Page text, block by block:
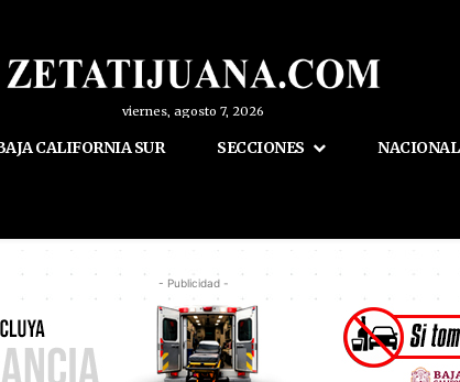
viernes, agosto 7, 2026
CALIFORNIA SUR SECCIONES NACIONAL
- Publicidad -